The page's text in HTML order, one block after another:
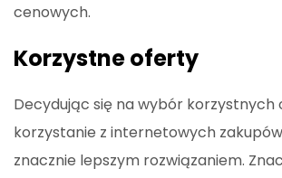
cenowych.
Korzystne oferty
Decydując się na wybór korzystnych
korzystanie z internetowych
znacznie lepszym rozwiązaniem.